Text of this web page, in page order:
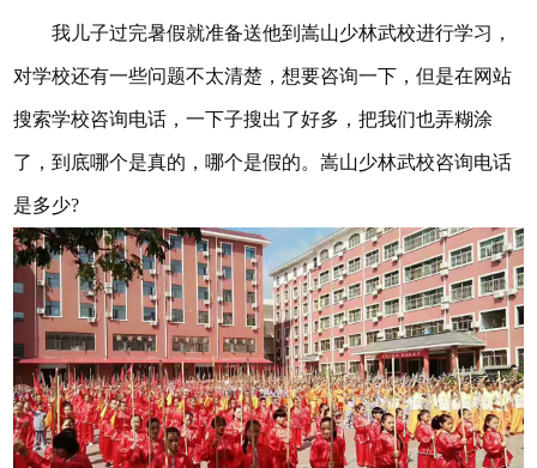
我儿子过完暑假就准备送他到嵩山少林武校进行学习，
对学校还有一些问题不太清楚，想要咨询一下，但是在网站
搜索学校咨询电话，一下子搜出了好多，把我们也弄糊涂
了，到底哪个是真的，哪个是假的。嵩山少林武校咨询电话
是多少?